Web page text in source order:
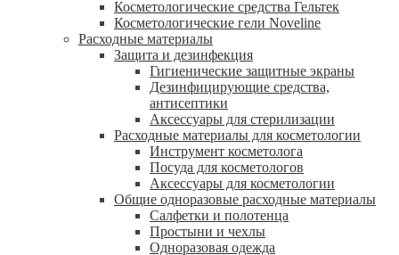
Косметологические средства Гельтек
Косметологические гели Noveline
Расходные материалы
Защита и дезинфекция
Гигиенические защитные экраны
Дезинфицирующие средства,
антисептики
Аксессуары для стерилизации
Расходные материалы для косметологии
Инструмент косметолога
Посуда для косметологов
Аксессуары для косметологии
Общие одноразовые расходные материалы
Салфетки и полотенца
Простыни и чехлы
Одноразовая одежда